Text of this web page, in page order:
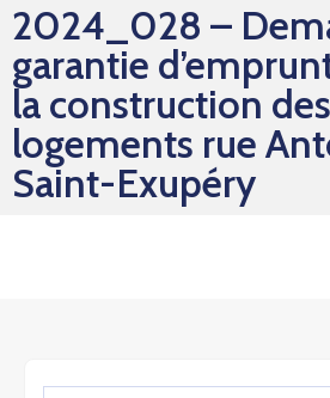
Sorties
Mes
Démarches
2024_028 –
garantie
la construction
logements rue
Saint-Exupéry